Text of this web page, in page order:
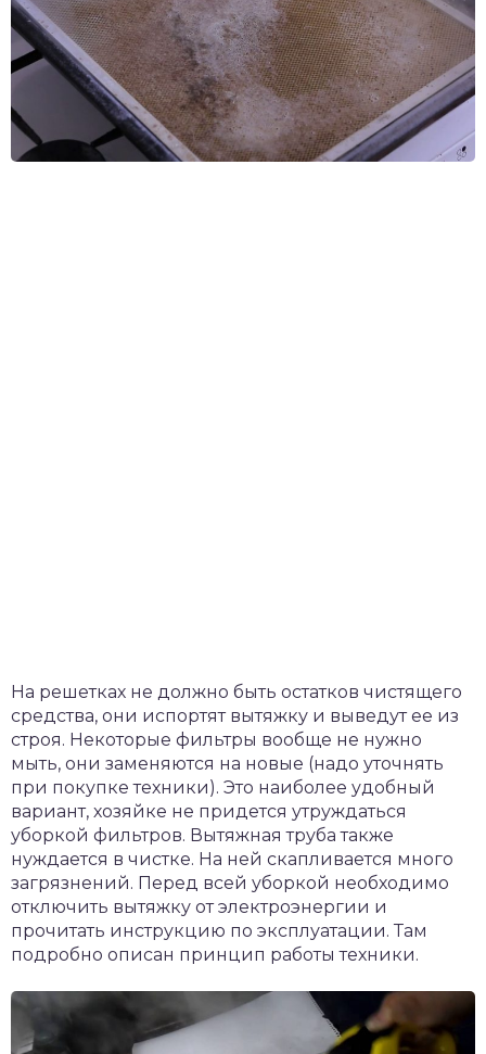
На решетках не должно быть остатков чистящего
средства, они испортят вытяжку и выведут ее из
строя. Некоторые фильтры вообще не нужно
мыть, они заменяются на новые (надо уточнять
при покупке техники). Это наиболее удобный
вариант, хозяйке не придется утруждаться
уборкой фильтров. Вытяжная труба также
нуждается в чистке. На ней скапливается много
загрязнений. Перед всей уборкой необходимо
отключить вытяжку от электроэнергии и
прочитать инструкцию по эксплуатации. Там
подробно описан принцип работы техники.